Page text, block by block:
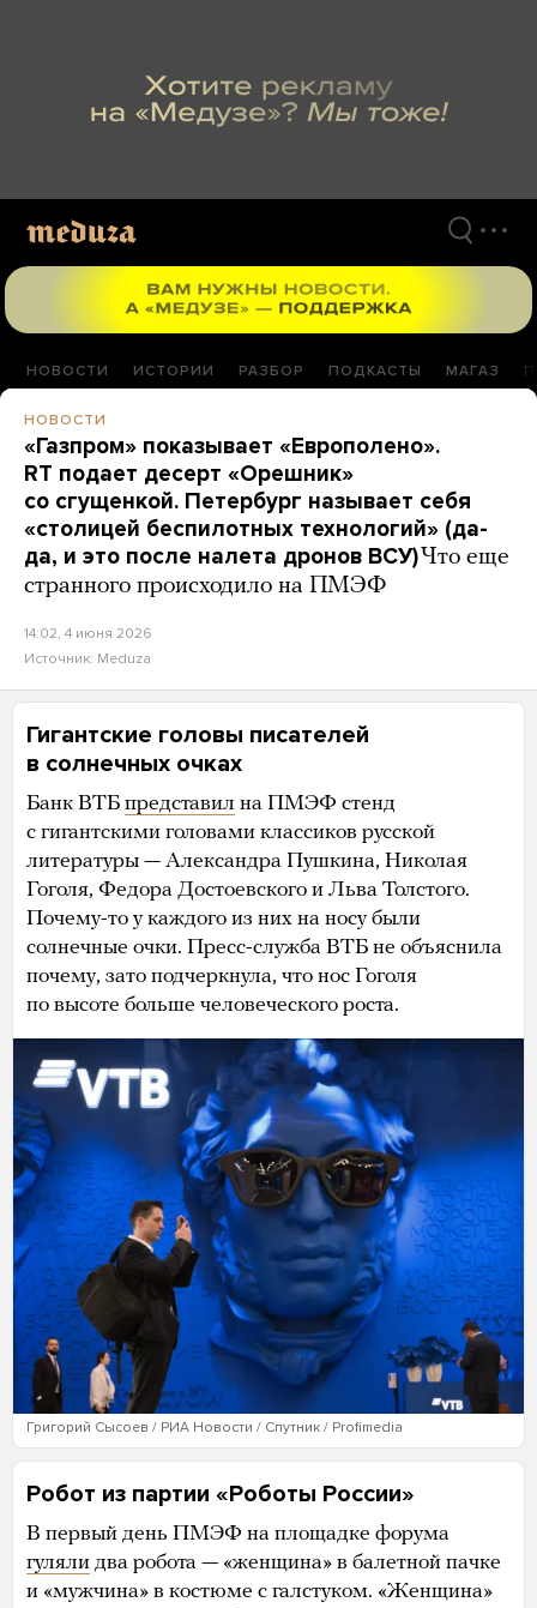
НОВОСТИ ИСТОРИИ РАЗБОР ПОДКАСТЫ МАГАЗ
НОВОСТИ
«Газпром» показывает «Европолено».
RT подает десерт «Орешник»
со сгущенкой. Петербург называет себя
«столицей беспилотных технологий» (да-
да, и это после налета дронов ВСУ)Что еще
странного происходило на ПМЭФ
14:02, 4 июня 2026
Источник: Meduza
Гигантские головы писателей
в солнечных очках
Банк ВТБ представил на ПМЭФ стенд
с гигантскими головами классиков русской
литературы — Александра Пушкина, Николая
Гоголя, Федора Достоевского и Льва Толстого.
Почему-то у каждого из них на носу были
солнечные очки. Пресс-служба ВТБ не объяснила
почему, зато подчеркнула, что нос Гоголя
по высоте больше человеческого роста.
Григорий Сысоев / РИА Новости / Спутник / Profimedia
Робот из партии «Роботы России»
В первый день ПМЭФ на площадке форума
гуляли два робота — «женщина» в балетной пачке
и «мужчина» в костюме с галстуком. «Женщина»